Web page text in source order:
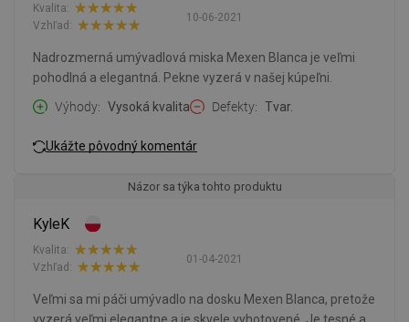
10-06-2021
Kvalita:
Vzhľad:
Nadrozmerná umývadlová miska Mexen Blanca je veľmi
pohodlná a elegantná. Pekne vyzerá v našej kúpeľni.
Výhody
Vysoká kvalita Defekty Tvar.
Ukážte pôvodný komentár
Názor sa týka tohto produktu
KyleK
01-04-2021
Kvalita:
Vzhľad:
Veľmi sa mi páči umývadlo na dosku Mexen Blanca, pretože